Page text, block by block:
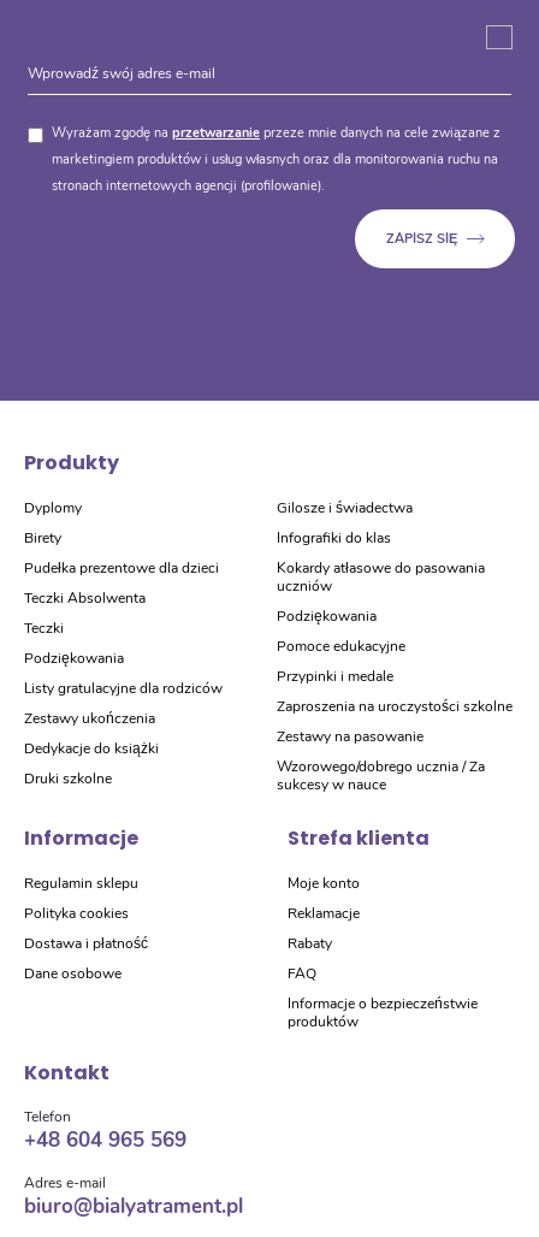
Wyrażam zgodę na przetwarzanie przeze mnie danych na cele związane z
marketingiem produktów i usług własnych oraz dla monitorowania ruchu na
stronach internetowych agencji (profilowanie).
Produkty
Dyplomy
Birety
Pudełka prezentowe dla dzieci
Teczki Absolwenta
Teczki
Podziękowania
Listy gratulacyjne dla rodziców
Zestawy ukończenia
Dedykacje do książki
Druki szkolne
Gilosze i świadectwa
Infografiki do klas
Kokardy atłasowe do pasowania
uczniów
Podziękowania
Pomoce edukacyjne
Przypinki i medale
Zaproszenia na uroczystości szkolne
Zestawy na pasowanie
Wzorowego/dobrego ucznia / Za
sukcesy w nauce
Informacje
Regulamin sklepu
Polityka cookies
Dostawa i płatność
Dane osobowe
Strefa klienta
Moje konto
Reklamacje
Rabaty
FAQ
Informacje o bezpieczeństwie
produktów
Kontakt
Telefon
+48 604 965 569
Adres e-mail
biuro@bialyatrament.pl